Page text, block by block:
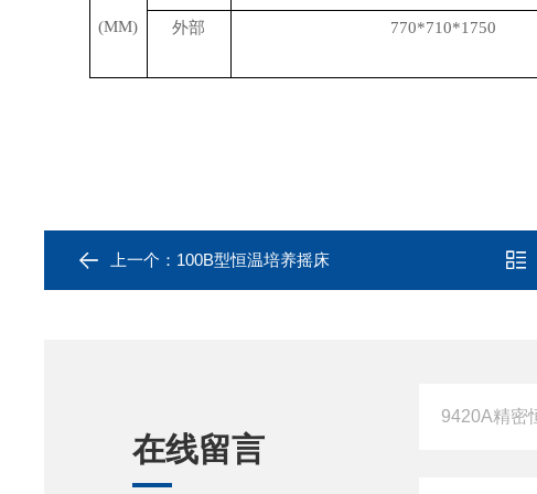
(MM) 外部 770*710*1750
上一个： 100B型恒温培养摇床
在线留言